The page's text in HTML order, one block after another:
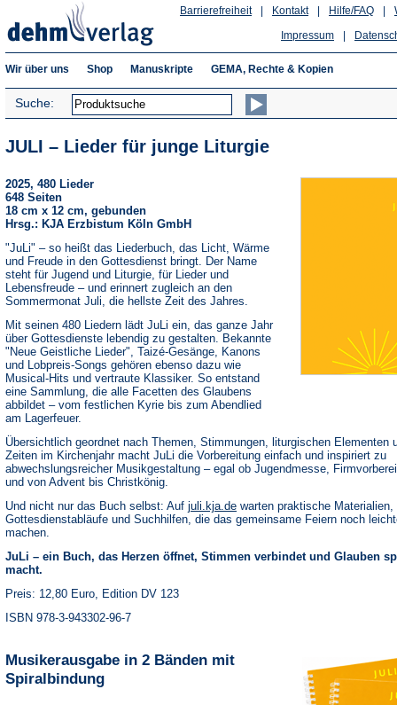
Hilfe/FAQ
Kontakt
Barrierefreiheit
Impressum
Wir über uns Shop Manuskripte GEMA, Rechte & Kopien
Suche:
JULI – Lieder für junge Liturgie
2025, 480 Lieder
648 Seiten
18 cm x 12 cm, gebunden
Hrsg.: KJA Erzbistum Köln GmbH
"JuLi" – so heißt das Liederbuch, das Licht, Wärme
und Freude in den Gottesdienst bringt. Der Name
steht für Jugend und Liturgie, für Lieder und
Lebensfreude – und erinnert zugleich an den
Sommermonat Juli, die hellste Zeit des Jahres.
Mit seinen 480 Liedern lädt JuLi ein, das ganze Jahr
über Gottesdienste lebendig zu gestalten. Bekannte
"Neue Geistliche Lieder", Taizé-Gesänge, Kanons
und Lobpreis-Songs gehören ebenso dazu wie
Musical-Hits und vertraute Klassiker. So entstand
eine Sammlung, die alle Facetten des Glaubens
abbildet – vom festlichen Kyrie bis zum Abendlied
am Lagerfeuer.
Übersichtlich geordnet nach Themen, Stimmungen, liturgischen Elementen
Zeiten im Kirchenjahr macht JuLi die Vorbereitung einfach und inspiriert zu
abwechslungsreicher Musikgestaltung – egal ob Jugendmesse,
und von Advent bis Christkönig.
Und nicht nur das Buch selbst: Auf juli.kja.de(Öffnet
in
einem
Tab)
warten praktische Materialien,
Gottesdienstabläufe und Suchhilfen, die das gemeinsame Feiern noch
machen.
JuLi – ein Buch, das Herzen öffnet, Stimmen verbindet und Glauben
macht.
Preis: 12,80 Euro, Edition DV 123
ISBN 978-3-943302-96-7
Musikerausgabe in 2 Bänden mit
Spiralbindung